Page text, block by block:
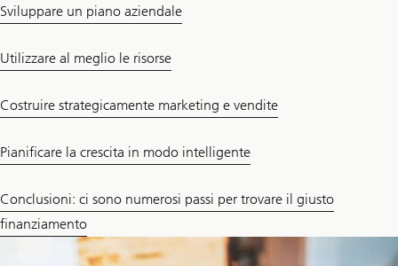
Sviluppare un piano aziendale
Utilizzare al meglio le risorse
Costruire strategicamente marketing e vendite
Pianificare la crescita in modo intelligente
Conclusioni: ci sono numerosi passi per trovare il giusto
finanziamento